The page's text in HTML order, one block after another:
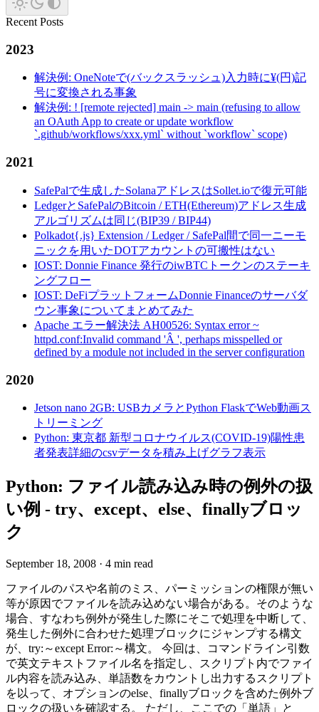
Recent Posts
2023
解決例: OneNoteで(バックスラッシュ)入力時に¥(円)記
号に変換される事象
解決例: ! [remote rejected] main -> main (refusing to allow
an OAuth App to create or update workflow
`.github/workflows/xxx.yml` without `workflow` scope)
2021
SafePalで生成したSolanaアドレスはSollet.ioで復元可能
LedgerとSafePalのBitcoin / ETH(Ethereum)アドレス生成
アルゴリズムは同じ(BIP39 / BIP44)
Polkadot{.js} Extension / Ledger / SafePal間で同一ニーモ
ニックを用いたDOTアカウントの可搬性はない
IOST: Donnie Finance 発行のiwBTCトークンのステーキ
ングフロー
IOST: DeFiプラットフォームDonnie Financeのサーバダ
ウン事象についてまとめてみた
Apache エラー解決法 AH00526: Syntax error ~
httpd.conf:Invalid command 'Â ', perhaps misspelled or
defined by a module not included in the server configuration
2020
Jetson nano 2GB: USBカメラとPython FlaskでWeb動画ス
トリーミング
Python: 東京都 新型コロナウイルス(COVID-19)陽性患
者発表詳細のcsvデータを積み上げグラフ表示
Python: ファイル読み込み時の例外の扱
い例 - try、except、else、finallyブロッ
ク
September 18, 2008 · 4 min read
ファイルのパスや名前のミス、パーミッションの権限が無い
等が原因でファイルを読み込めない場合がある。そのような
場合、すなわち例外が発生した際にそこで処理を中断して、
発生した例外に合わせた処理ブロックにジャンプする構文
が、try:～except Error:～構文。 今回は、コマンドライン引数
で英文テキストファイル名を指定し、スクリプト内でファイ
ル内容を読み込み、単語数をカウントし出力するスクリプト
を以って、オプションのelse、finallyブロックを含めた例外ブ
ロックの扱いを確認する。 ただし、ここでの「単語」と